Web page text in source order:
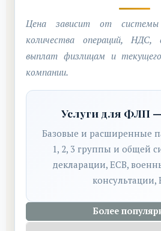
Цена зависит от системы
количества операций, НДС,
выплат физлицам и
компании.
Услуги для ФЛП
Базовые и расширенные
1, 2, 3 группы и общей
декларации, ЕСВ,
консультации,
Более